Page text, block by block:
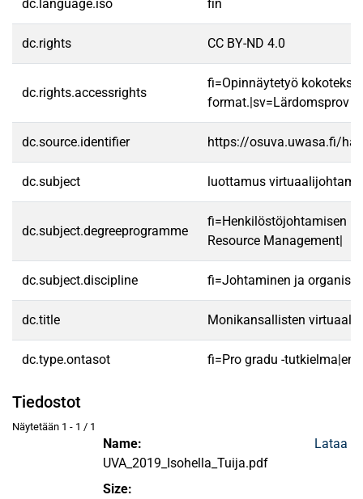
dc.language.iso fin
dc.rights CC BY-ND 4.0
dc.rights.accessrights
fi=Opinnäytetyö
format.|sv=Lärdomsprov
dc.source.identifier https://osuva.uwasa.fi/
dc.subject luottamus
dc.subject.degreeprogramme
fi=Henkilöstöjohtamisen
Resource Management|
dc.subject.discipline fi=Johtaminen ja
dc.title Monikansallisten
dc.type.ontasot fi=Pro gradu -
Tiedostot
Näytetään 1 - 1 / 1
Name:
UVA_2019_Isohella_Tuija.pdf
Size:
Lataa